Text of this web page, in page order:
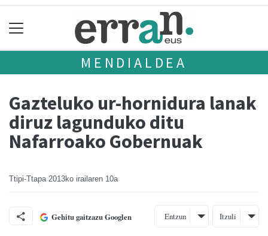
MENDIALDEA
Gazteluko ur-hornidura lanak
diruz lagunduko ditu
Nafarroako Gobernuak
Ttipi-Ttapa 2013ko irailaren 10a
Gehitu gaitzazu Googlen Entzun Itzuli